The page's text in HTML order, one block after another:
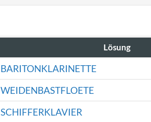
Lösung
BARITONKLARINETTE
WEIDENBASTFLOETE
SCHIFFERKLAVIER